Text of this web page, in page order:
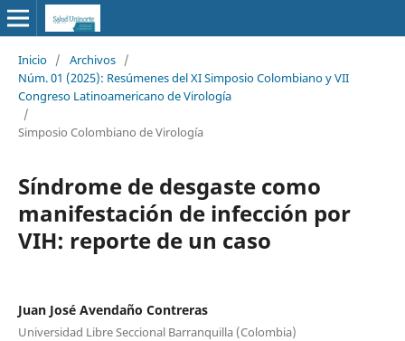
Inicio / Archivos /
Núm. 01 (2025): Resúmenes del XI Simposio Colombiano y VII
Congreso Latinoamericano de Virología
/
Simposio Colombiano de Virología
Síndrome de desgaste como
manifestación de infección por
VIH: reporte de un caso
Juan José Avendaño Contreras
Universidad Libre Seccional Barranquilla (Colombia)